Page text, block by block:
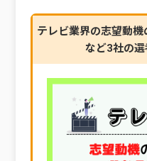
テレビ業界の志望動
など3社の